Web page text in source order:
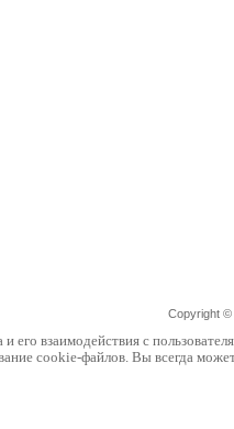
Copyright ©
его взаимодействия с
cookie-файлов. Вы всегда